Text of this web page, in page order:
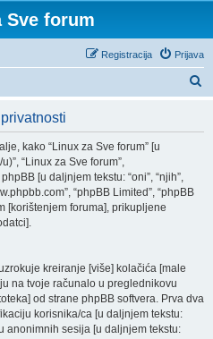
Sve forum
Prijava
Registracija
kako “Linux za Sve forum” [u
“Linux za Sve forum”,
[u daljnjem tekstu: “oni”, “njih”,
“phpBB Limited”, “phpBB
[korištenjem foruma], prikupljene
kreiranje [više] kolačića [male
na tvoje računalo u preglednikovu
od strane phpBB softvera. Prva dva
korisnika/ca [u daljnjem tekstu:
anonimnih sesija [u daljnjem tekstu: